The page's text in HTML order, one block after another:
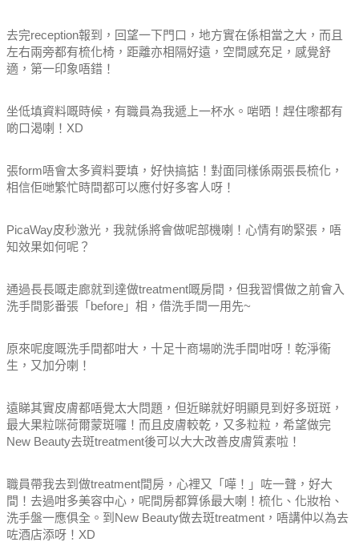
去完reception報到，回望一下門口，地方實在係相當之大，而且
左右兩旁都有梳化椅，距離亦相隔好遠，空間感充足，感覺舒
適，第一印象唔錯！
坐低填資料嘅時候，有職員為我遞上一杯水。啱晒！趕住嚟都有
啲口渴喇！XD
張form唔會太多資料要填，好快搞掂！對面同樣係兩張長梳化，
相信佢哋繁忙時間都可以應付好多客人呀！
PicaWay皮秒激光，我就係將會做呢部機喇！心情有啲緊張，唔
知效果如何呢？
通過長長嘅走廊就到達做treatment嘅房間，但我習慣做之前會入
洗手間影番張「before」相，借洗手間一用先~
原來呢度嘅洗手間都咁大，十足十商場啲洗手間咁呀！乾淨衞
生，又加分喇！
遠睇其實皮膚都唔覺太大問題，但近睇就好明顯見到好多斑斑，
最大果粒咪荷爾蒙斑囉！而且皮膚較乾，又多粒粒，希望做完
New Beauty去斑treatment後可以大大改善皮膚質素啦！
職員帶我去到做treatment間房，心裡又「嘩！」咗一聲，好大
間！去過咁多美容中心，呢間房都算係最大喇！梳化、化妝枱、
洗手盤一應俱全。到New Beauty做去斑treatment，唔講仲以為去
咗酒店添呀！XD